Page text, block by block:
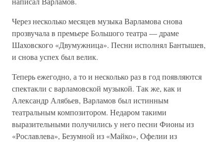
Через несколько месяцев музыка Варламова снова
прозвучала в премьере Большого театра — драме
Шаховского «Двумужница». Песни исполнял Бантышев,
и снова успех был велик.
Теперь ежегодно, а то и несколько раз в год появляются
спектакли с варламовской музыкой. Так же, как и
Александр Алябьев, Варламов был истинным
театральным композитором. Недаром такими
выразительными получились у него песни Фионы из
«Рославлева», Безумной из «Майко», Офелии из